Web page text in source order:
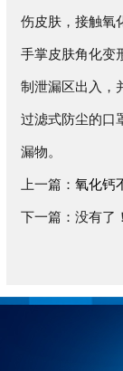
伤皮肤，接触氧
手掌皮肤角化变
制泄漏区出入，
过滤式防尘的口
漏物。
上一篇：氧化钙
下一篇：没有了！